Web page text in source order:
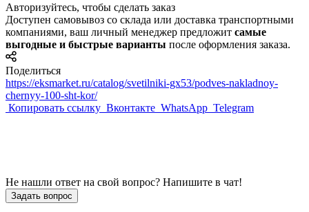
Авторизуйтесь, чтобы сделать заказ
Доступен самовывоз со склада или доставка транспортными
компаниями, ваш личный менеджер предложит самые
выгодные и быстрые варианты после оформления заказа.
Поделиться
https://eksmarket.ru/catalog/svetilniki-gx53/podves-nakladnoy-
chernyy-100-sht-kor/
Копировать ссылку Вконтакте WhatsApp Telegram
Не нашли ответ на свой вопрос? Напишите в чат!
Задать вопрос